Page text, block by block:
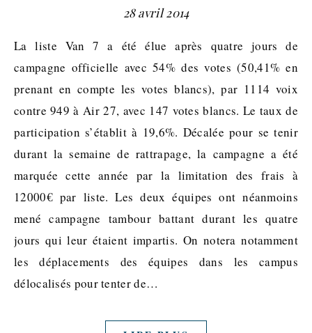
28 avril 2014
La liste Van 7 a été élue après quatre jours de
campagne officielle avec 54% des votes (50,41% en
prenant en compte les votes blancs), par 1114 voix
contre 949 à Air 27, avec 147 votes blancs. Le taux de
participation s’établit à 19,6%. Décalée pour se tenir
durant la semaine de rattrapage, la campagne a été
marquée cette année par la limitation des frais à
12000€ par liste. Les deux équipes ont néanmoins
mené campagne tambour battant durant les quatre
jours qui leur étaient impartis. On notera notamment
les déplacements des équipes dans les campus
délocalisés pour tenter de…